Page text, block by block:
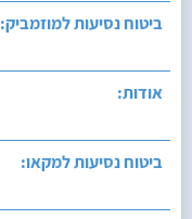
ביטוח נסיעות למוזמביק:
אודות:
ביטוח נסיעות למקאו: